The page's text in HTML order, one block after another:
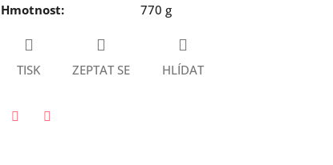
Hmotnost: 770 g
TISK ZEPTAT SE HLÍDAT